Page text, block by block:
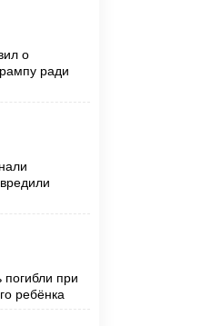
о
ради
при
ребёнка